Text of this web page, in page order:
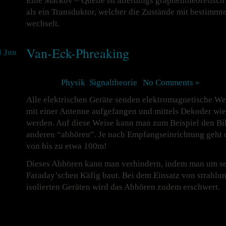
als ein Transduktor, welcher die Zustände mit
wechselt.
Van-Eck-Phreaking
Jun
Physik Signaltheorie
No Comments »
Alle elektrischen Geräte senden elektromagnetische
mit einer Antenne aufgefangen und mittels Dekoder
werden. Auf diese Weise kann man zum Beispiel den
anderen “abhören”. Je nach Empfangseinrichtung
von bis zu etwa 100m!
Dieses Abhören kann man verhindern, indem man um
Faraday’schen Käfig baut. Bei dem Einsatz von
isolierten Geräten wird das Abhören zudem erschwert.